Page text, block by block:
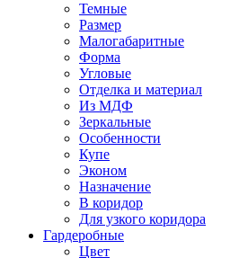
Темные
Размер
Малогабаритные
Форма
Угловые
Отделка и материал
Из МДФ
Зеркальные
Особенности
Купе
Эконом
Назначение
В коридор
Для узкого коридора
Гардеробные
Цвет